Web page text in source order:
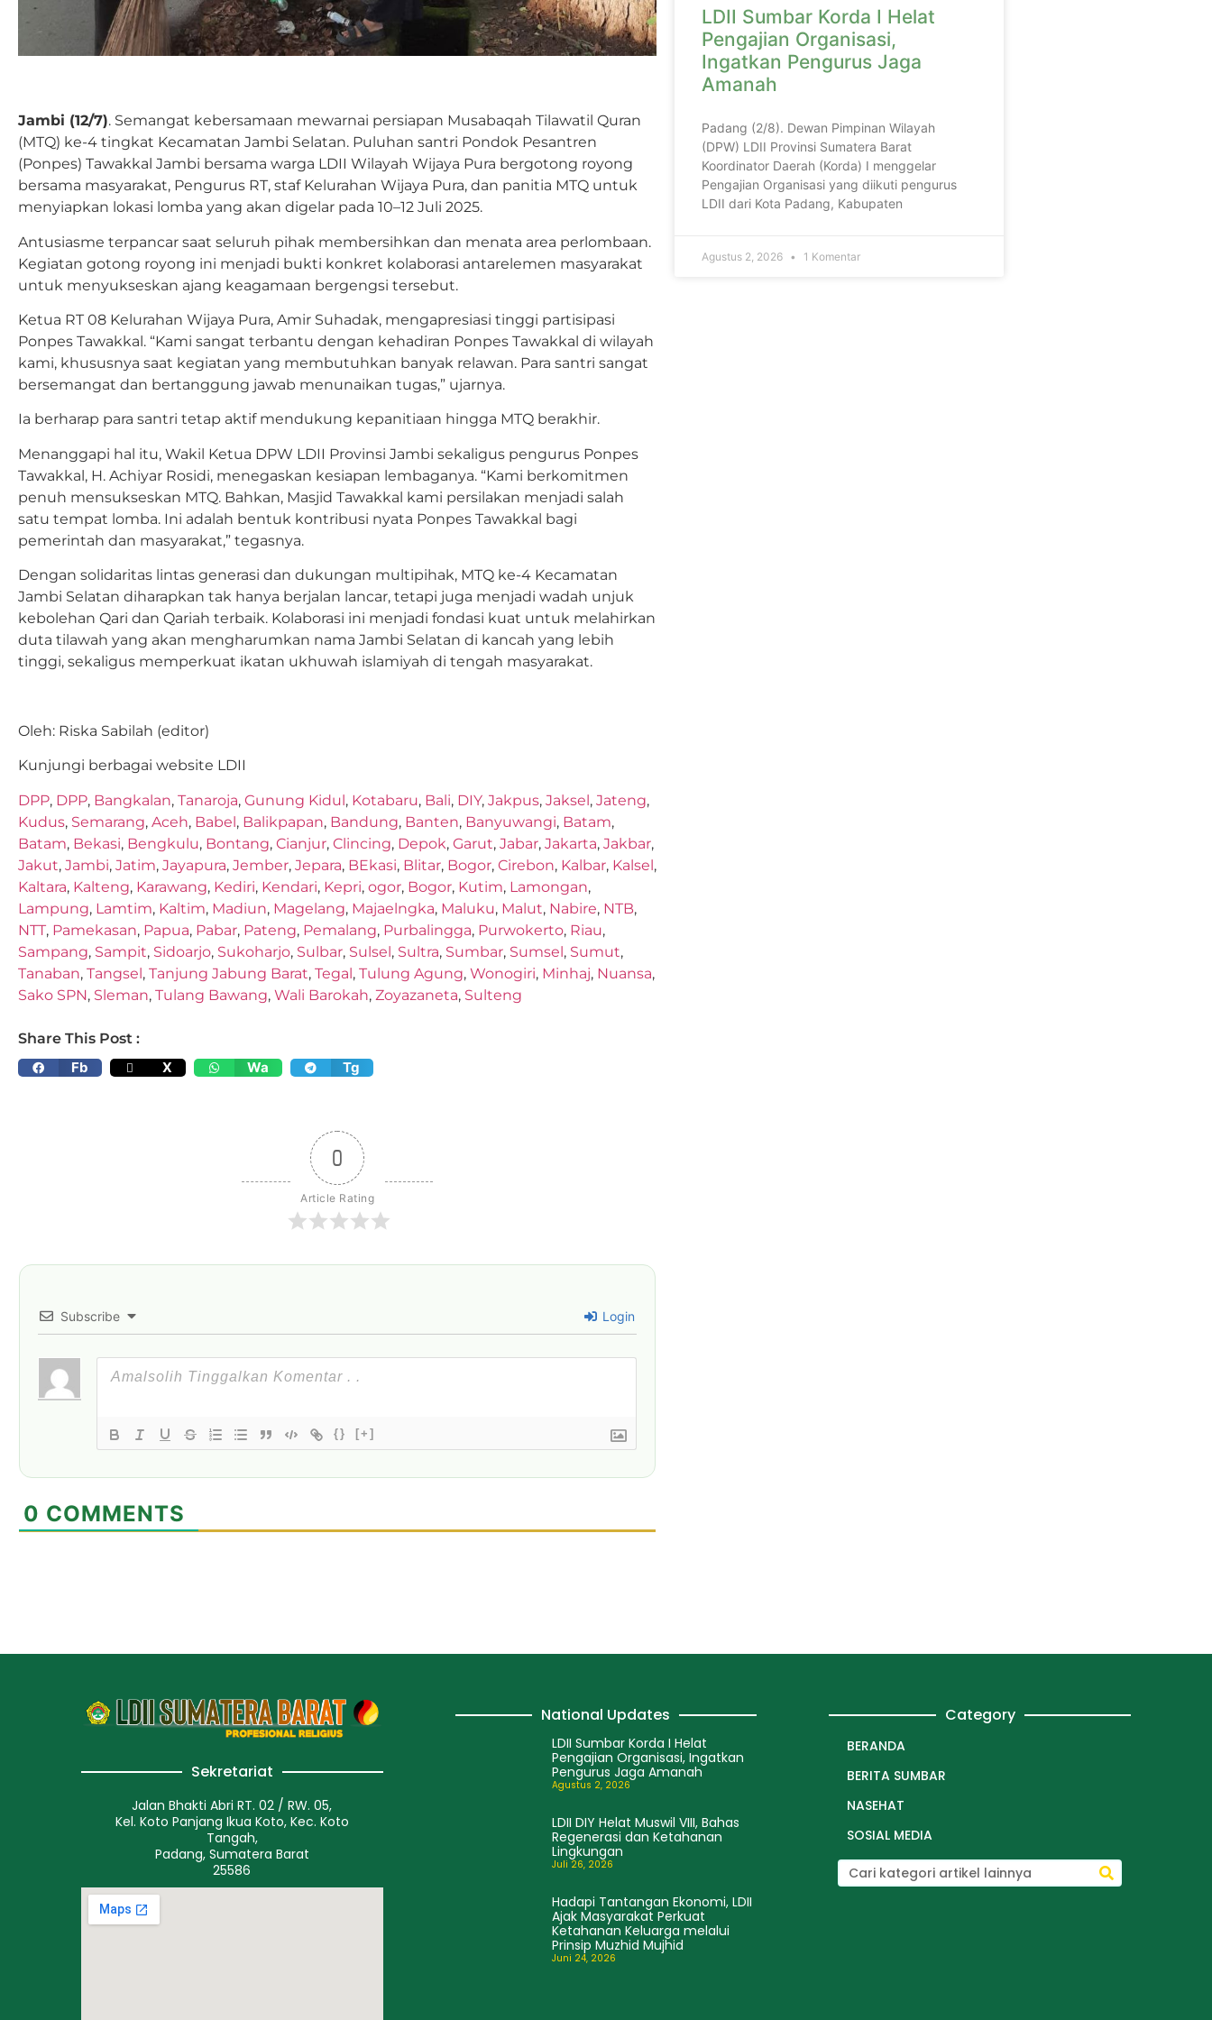
Jambi (12/7). Semangat kebersamaan mewarnai persiapan Musabaqah Tilawatil Quran
(MTQ) ke-4 tingkat Kecamatan Jambi Selatan. Puluhan santri Pondok Pesantren
(Ponpes) Tawakkal Jambi bersama warga LDII Wilayah Wijaya Pura bergotong royong
bersama masyarakat, Pengurus RT, staf Kelurahan Wijaya Pura, dan panitia MTQ untuk
menyiapkan lokasi lomba yang akan digelar pada 10–12 Juli 2025.
Antusiasme terpancar saat seluruh pihak membersihkan dan menata area perlombaan.
Kegiatan gotong royong ini menjadi bukti konkret kolaborasi antarelemen masyarakat
untuk menyukseskan ajang keagamaan bergengsi tersebut.
Ketua RT 08 Kelurahan Wijaya Pura, Amir Suhadak, mengapresiasi tinggi partisipasi
Ponpes Tawakkal. “Kami sangat terbantu dengan kehadiran Ponpes Tawakkal di wilayah
kami, khususnya saat kegiatan yang membutuhkan banyak relawan. Para santri sangat
bersemangat dan bertanggung jawab menunaikan tugas,” ujarnya.
Ia berharap para santri tetap aktif mendukung kepanitiaan hingga MTQ berakhir.
Menanggapi hal itu, Wakil Ketua DPW LDII Provinsi Jambi sekaligus pengurus Ponpes
Tawakkal, H. Achiyar Rosidi, menegaskan kesiapan lembaganya. “Kami berkomitmen
penuh mensukseskan MTQ. Bahkan, Masjid Tawakkal kami persilakan menjadi salah
satu tempat lomba. Ini adalah bentuk kontribusi nyata Ponpes Tawakkal bagi
pemerintah dan masyarakat,” tegasnya.
Dengan solidaritas lintas generasi dan dukungan multipihak, MTQ ke-4 Kecamatan
Jambi Selatan diharapkan tak hanya berjalan lancar, tetapi juga menjadi wadah unjuk
kebolehan Qari dan Qariah terbaik. Kolaborasi ini menjadi fondasi kuat untuk melahirkan
duta tilawah yang akan mengharumkan nama Jambi Selatan di kancah yang lebih
tinggi, sekaligus memperkuat ikatan ukhuwah islamiyah di tengah masyarakat.
Oleh: Riska Sabilah (editor)
Kunjungi berbagai website LDII
DPP, DPP, Bangkalan, Tanaroja, Gunung Kidul, Kotabaru, Bali, DIY, Jakpus, Jaksel, Jateng,
Kudus, Semarang, Aceh, Babel, Balikpapan, Bandung, Banten, Banyuwangi, Batam,
Batam, Bekasi, Bengkulu, Bontang, Cianjur, Clincing, Depok, Garut, Jabar, Jakarta, Jakbar,
Jakut, Jambi, Jatim, Jayapura, Jember, Jepara, BEkasi, Blitar, Bogor, Cirebon, Kalbar, Kalsel,
Kaltara, Kalteng, Karawang, Kediri, Kendari, Kepri, ogor, Bogor, Kutim, Lamongan,
Lampung, Lamtim, Kaltim, Madiun, Magelang, Majaelngka, Maluku, Malut, Nabire, NTB,
NTT, Pamekasan, Papua, Pabar, Pateng, Pemalang, Purbalingga, Purwokerto, Riau,
Sampang, Sampit, Sidoarjo, Sukoharjo, Sulbar, Sulsel, Sultra, Sumbar, Sumsel, Sumut,
Tanaban, Tangsel, Tanjung Jabung Barat, Tegal, Tulung Agung, Wonogiri, Minhaj, Nuansa,
Sako SPN, Sleman, Tulang Bawang, Wali Barokah, Zoyazaneta, Sulteng
Share This Post :
Fb
X Wa Tg
0
Article Rating
Subscribe Login
{} [+]
0 COMMENTS
LDII Sumbar Korda I Helat
Pengajian Organisasi,
Ingatkan Pengurus Jaga
Amanah
Padang (2/8). Dewan Pimpinan Wilayah
(DPW) LDII Provinsi Sumatera Barat
Koordinator Daerah (Korda) I menggelar
Pengajian Organisasi yang diikuti pengurus
LDII dari Kota Padang, Kabupaten
Agustus 2, 2026 1 Komentar
Sekretariat
Jalan Bhakti Abri RT. 02 / RW. 05,
Kel. Koto Panjang Ikua Koto, Kec. Koto
Tangah,
Padang, Sumatera Barat
25586
National Updates
LDII Sumbar Korda I Helat
Pengajian Organisasi, Ingatkan
Pengurus Jaga Amanah
Agustus 2, 2026
LDII DIY Helat Muswil VIII, Bahas
Regenerasi dan Ketahanan
Lingkungan
Juli 26, 2026
Hadapi Tantangan Ekonomi, LDII
Ajak Masyarakat Perkuat
Ketahanan Keluarga melalui
Prinsip Muzhid Mujhid
Juni 24, 2026
Category
BERANDA
BERITA SUMBAR
NASEHAT
SOSIAL MEDIA